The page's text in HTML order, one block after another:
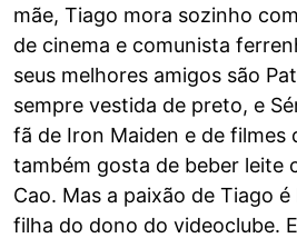
mãe, Tiago mora sozinho
de cinema e comunista
seus melhores amigos são
sempre vestida de preto, e
fã de Iron Maiden e de filmes
também gosta de beber leite
Cao. Mas a paixão de Tiago
filha do dono do videoclube.